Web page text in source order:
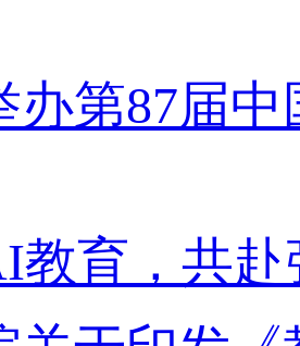
办第87届
教育，共